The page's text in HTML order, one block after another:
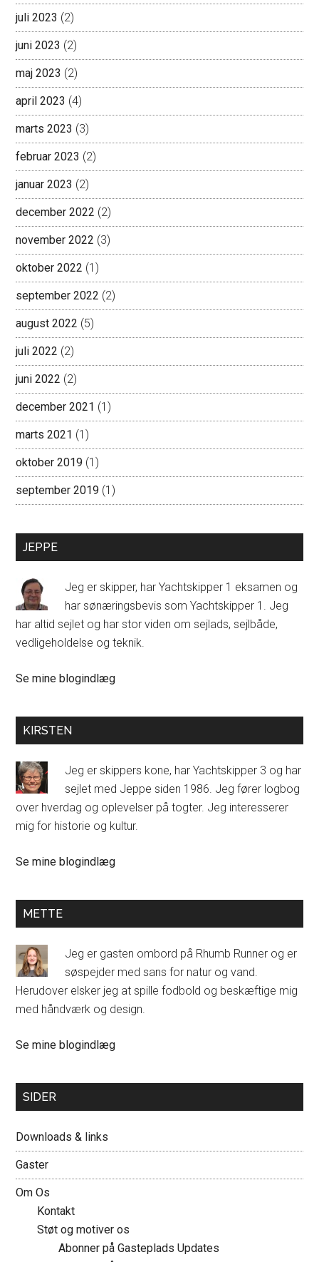
juli 2023 (2)
juni 2023 (2)
maj 2023 (2)
april 2023 (4)
marts 2023 (3)
februar 2023 (2)
januar 2023 (2)
december 2022 (2)
november 2022 (3)
oktober 2022 (1)
september 2022 (2)
august 2022 (5)
juli 2022 (2)
juni 2022 (2)
december 2021 (1)
marts 2021 (1)
oktober 2019 (1)
september 2019 (1)
JEPPE
Jeg er skipper, har Yachtskipper 1 eksamen og
har sønæringsbevis som Yachtskipper 1. Jeg
har altid sejlet og har stor viden om sejlads, sejlbåde,
vedligeholdelse og teknik.
Jeppe:
Se mine blogindlæg
KIRSTEN
Jeg er skippers kone, har Yachtskipper 3 og har
sejlet med Jeppe siden 1986. Jeg fører logbog
over hverdag og oplevelser på togter. Jeg interesserer
mig for historie og kultur.
Kirsten
Se mine blogindlæg
METTE
Jeg er gasten ombord på Rhumb Runner og er
søspejder med sans for natur og vand.
Herudover elsker jeg at spille fodbold og beskæftige mig
med håndværk og design.
Mette:
Se mine blogindlæg
SIDER
Downloads & links
Gaster
Om Os
Kontakt
Støt og motiver os
Abonner på Gasteplads Updates